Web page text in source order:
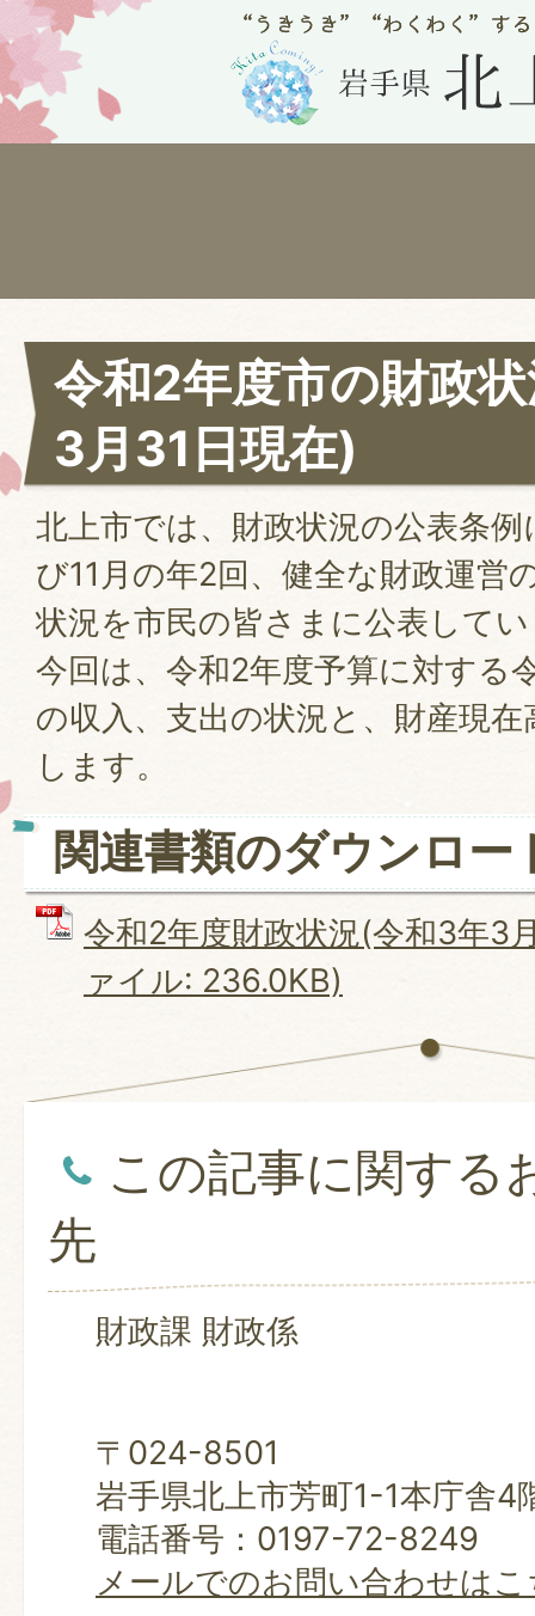
令和2年度市の財政
3月31日現在)
北上市では、財政状況の公表条
び11月の年2回、健全な財政運営
状況を市民の皆さまに公表して
今回は、令和2年度予算に対する
の収入、支出の状況と、財産現
します。
関連書類のダウンロー
令和2年度財政状況(令和3年3
ァイル: 236.0KB)
この記事に関する
先
財政課 財政係
〒024-8501
岩手県北上市芳町1-1本庁舎4
電話番号：0197-72-8249
メールでのお問い合わせは